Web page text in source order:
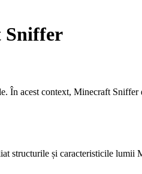
Sniffer
acest context, Minecraft Sniffer
structurile și caracteristicile